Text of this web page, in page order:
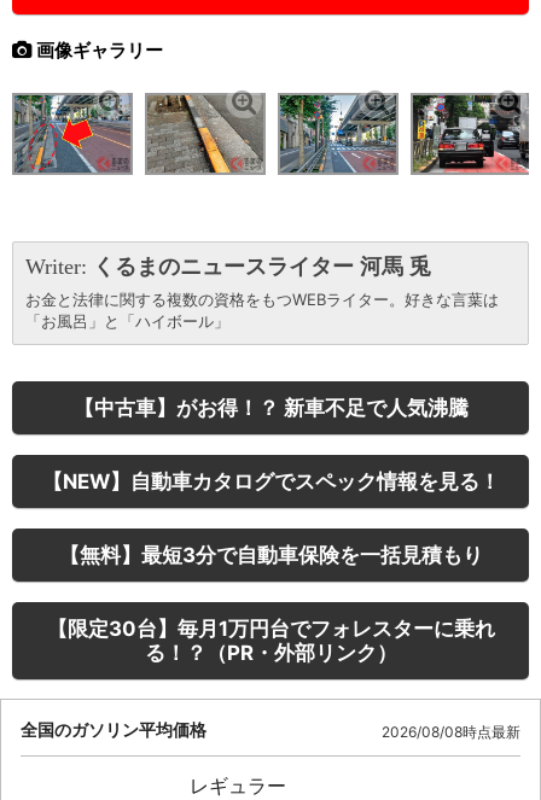
画像ギャラリー
Writer: くるまのニュースライター 河馬 兎
お金と法律に関する複数の資格をもつWEBライター。好きな言葉は
「お風呂」と「ハイボール」
【中古車】がお得！？ 新車不足で人気沸騰
【NEW】自動車カタログでスペック情報を見る！
【無料】最短3分で自動車保険を一括見積もり
【限定30台】毎月1万円台でフォレスターに乗れ
る！？（PR・外部リンク）
全国のガソリン平均価格 2026/08/08時点最新
レギュラー